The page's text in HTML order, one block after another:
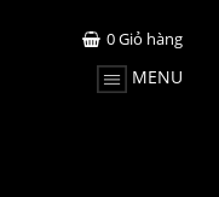
0Giỏ hàng
MENU